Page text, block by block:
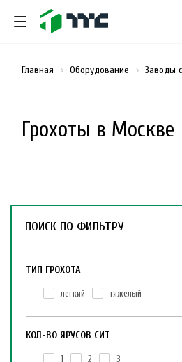
Грохоты в Москве
Главная Оборудование Заводы
ПОИСК ПО ФИЛЬТРУ
ТИП ГРОХОТА
легкий тяжелый
КОЛ-ВО ЯРУСОВ СИТ
1 2 3